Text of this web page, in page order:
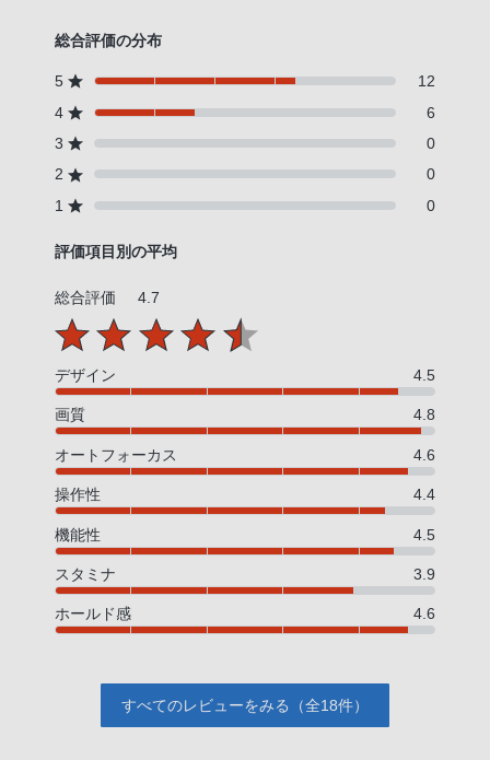
総合評価の分布
5
12
4
6
3
0
2
0
1
0
評価項目別の平均
総合評価 4.7
デザイン 4.5
画質 4.8
オートフォーカス 4.6
操作性 4.4
機能性 4.5
スタミナ 3.9
ホールド感 4.6
すべてのレビューをみる（全18件）